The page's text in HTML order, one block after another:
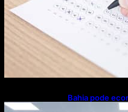
Bahia pode
com